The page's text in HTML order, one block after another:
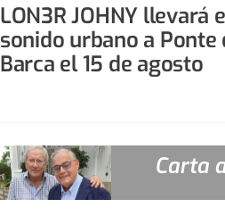
LON3R JOHNY llevará
sonido urbano a Ponte
Barca el 15 de agosto
Carta